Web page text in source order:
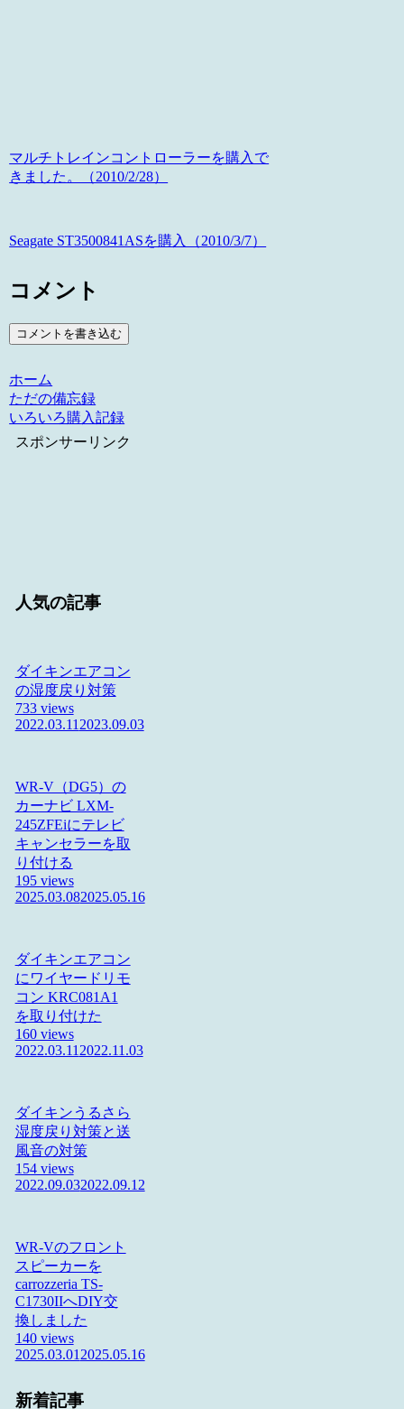
マルチトレインコントローラーを購入で
きました。（2010/2/28）
Seagate ST3500841ASを購入（2010/3/7）
コメント
コメントを書き込む
ホーム
ただの備忘録
いろいろ購入記録
スポンサーリンク
人気の記事
ダイキンエアコン
の湿度戻り対策
733 views
2022.03.11 2023.09.03
WR-V（DG5）の
カーナビ LXM-
245ZFEiにテレビ
キャンセラーを取
り付ける
195 views
2025.03.082025.05.16
ダイキンエアコン
にワイヤードリモ
コン KRC081A1
を取り付けた
160 views
2022.03.11 2022.11.03
ダイキンうるさら
湿度戻り対策と送
風音の対策
154 views
2022.09.032022.09.12
WR-Vのフロント
スピーカーを
carrozzeria TS-
C1730IIへDIY交
換しました
140 views
2025.03.01 2025.05.16
新着記事